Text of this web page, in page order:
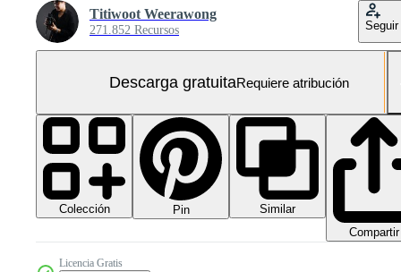
Titiwoot Weerawong
271.852 Recursos Seguir
Descarga gratuitaRequiere atribución
Colección Pin
Similar
Compartir
Licencia Gratis